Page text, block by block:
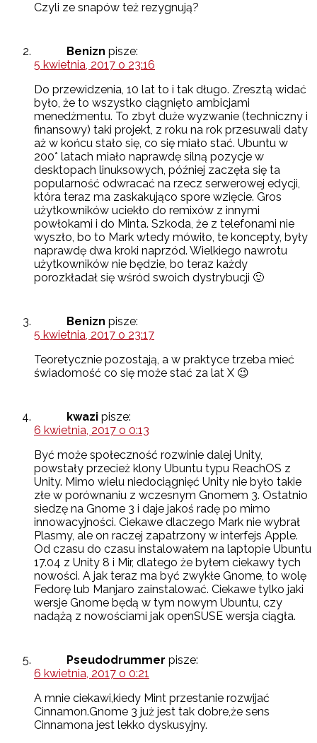
Czyli ze snapów też rezygnują?
Benizn pisze:
5 kwietnia, 2017 o 23:16
Do przewidzenia, 10 lat to i tak długo. Zresztą widać
było, że to wszystko ciągnięto ambicjami
menedżmentu. To zbyt duże wyzwanie (techniczny i
finansowy) taki projekt, z roku na rok przesuwali daty
aż w końcu stało się, co się miało stać. Ubuntu w
200* latach miało naprawdę silną pozycje w
desktopach linuksowych, później zaczęła się ta
popularność odwracać na rzecz serwerowej edycji,
która teraz ma zaskakująco spore wzięcie. Gros
użytkowników uciekło do remixów z innymi
powłokami i do Minta. Szkoda, że z telefonami nie
wyszło, bo to Mark wtedy mówiło, te koncepty, były
naprawdę dwa kroki naprzód. Wielkiego nawrotu
użytkowników nie będzie, bo teraz każdy
porozkładał się wśród swoich dystrybucji 🙂
Benizn pisze:
5 kwietnia, 2017 o 23:17
Teoretycznie pozostają, a w praktyce trzeba mieć
świadomość co się może stać za lat X 😉
kwazi pisze:
6 kwietnia, 2017 o 0:13
Być może społeczność rozwinie dalej Unity,
powstały przecież klony Ubuntu typu ReachOS z
Unity. Mimo wielu niedociągnięć Unity nie było takie
złe w porównaniu z wczesnym Gnomem 3. Ostatnio
siedzę na Gnome 3 i daje jakoś radę po mimo
innowacyjności. Ciekawe dlaczego Mark nie wybrał
Plasmy, ale on raczej zapatrzony w interfejs Apple.
Od czasu do czasu instalowałem na laptopie Ubuntu
17.04 z Unity 8 i Mir, dlatego że byłem ciekawy tych
nowości. A jak teraz ma być zwykłe Gnome, to wolę
Fedorę lub Manjaro zainstalować. Ciekawe tylko jaki
wersje Gnome będą w tym nowym Ubuntu, czy
nadążą z nowościami jak openSUSE wersja ciągła.
Pseudodrummer pisze:
6 kwietnia, 2017 o 0:21
A mnie ciekawi,kiedy Mint przestanie rozwijać
Cinnamon.Gnome 3 już jest tak dobre,że sens
Cinnamona jest lekko dyskusyjny.